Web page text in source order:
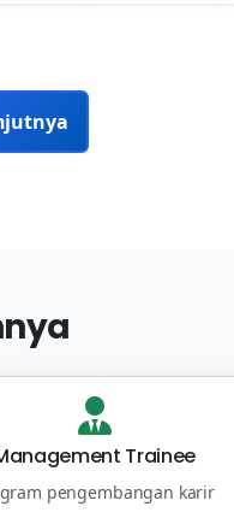
Trainee
pengembangan karir